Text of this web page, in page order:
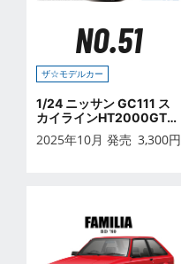
NO.51
ザ☆モデルカー
1/24 ニッサン GC111 ス
カイラインHT2000GTX
-E・S '76
2025年10月 発売 3,300円